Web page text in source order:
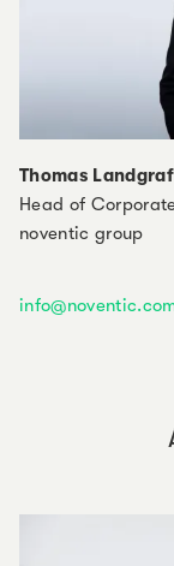
Thomas Landgraf
Head of
noventic group